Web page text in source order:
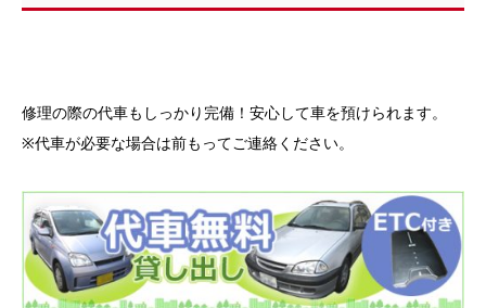
修理の際の代車もしっかり完備！安心して車を預けられます。
※代車が必要な場合は前もってご連絡ください。